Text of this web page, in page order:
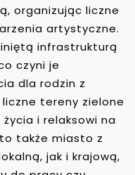
organizując liczne
artystyczne.
infrastrukturą
czyni je
dla rodzin z
tereny zielone
i relaksowi na
także miasto z
jak i krajową,